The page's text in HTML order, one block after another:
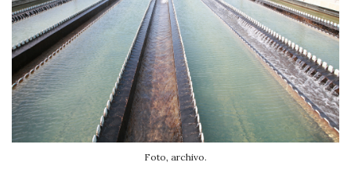
Foto, archivo.